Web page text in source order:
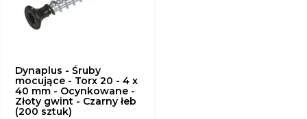
Dynaplus - Śruby
mocujące - Torx 20 - 4 x
40 mm - Ocynkowane -
Złoty gwint - Czarny łeb
(200 sztuk)